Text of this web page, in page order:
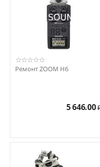
Ремонт ZOOM H6
5 646.00